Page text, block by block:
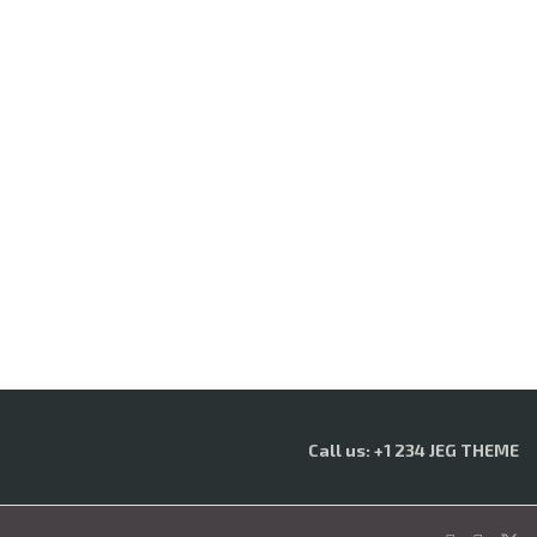
Call us: +1 234 JEG THEME